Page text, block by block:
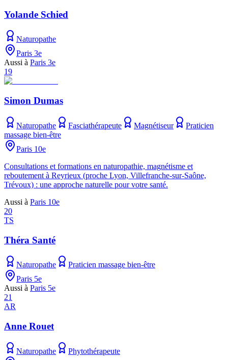
Yolande Schied
Naturopathe
Paris 3e
Aussi à Paris 3e
19
Simon Dumas
Naturopathe Fasciathérapeute Magnétiseur
Praticien
massage bien-être
Paris 10e
Consultations et formations en naturopathie, magnétisme et
reboutement à Reyrieux (proche Lyon, Villefranche-sur-Saône,
Trévoux) : une approche naturelle pour votre santé.
Aussi à Paris 10e
20
TS
Théra Santé
Naturopathe
Praticien massage bien-être
Paris 5e
Aussi à Paris 5e
21
AR
Anne Rouet
Naturopathe
Phytothérapeute